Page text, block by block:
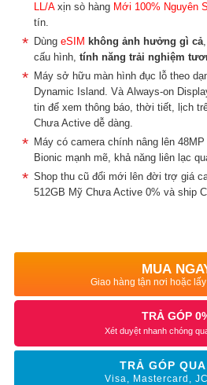
LL/Axịn sò hàng Mới 100% Nguyên
tín.
DùngeSIM không ảnh hưởng gì cả
cấu hình,tính năng trải nghiệm
Máy sở hữu màn hình đục lỗ theo
Dynamic Island. Và Always-on
tin để xem thông báo, thời tiết, lịch
Chưa Active dễ dàng.
Máy có camera chính nâng lên
Bionic mạnh mẽ, khả năng liên lạc
Shop thu cũ đổi mới lên đời trợ giá
512GB Mỹ Chưa Active 0% và ship
MUA
Giao hàng tận nơi hoặc
TRẢ GÓP
Xét duyệt nhanh chóng
TRẢ GÓP
Visa, Mastercard,